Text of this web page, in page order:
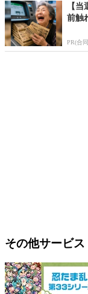
【
前触
PR(合
その他サービス